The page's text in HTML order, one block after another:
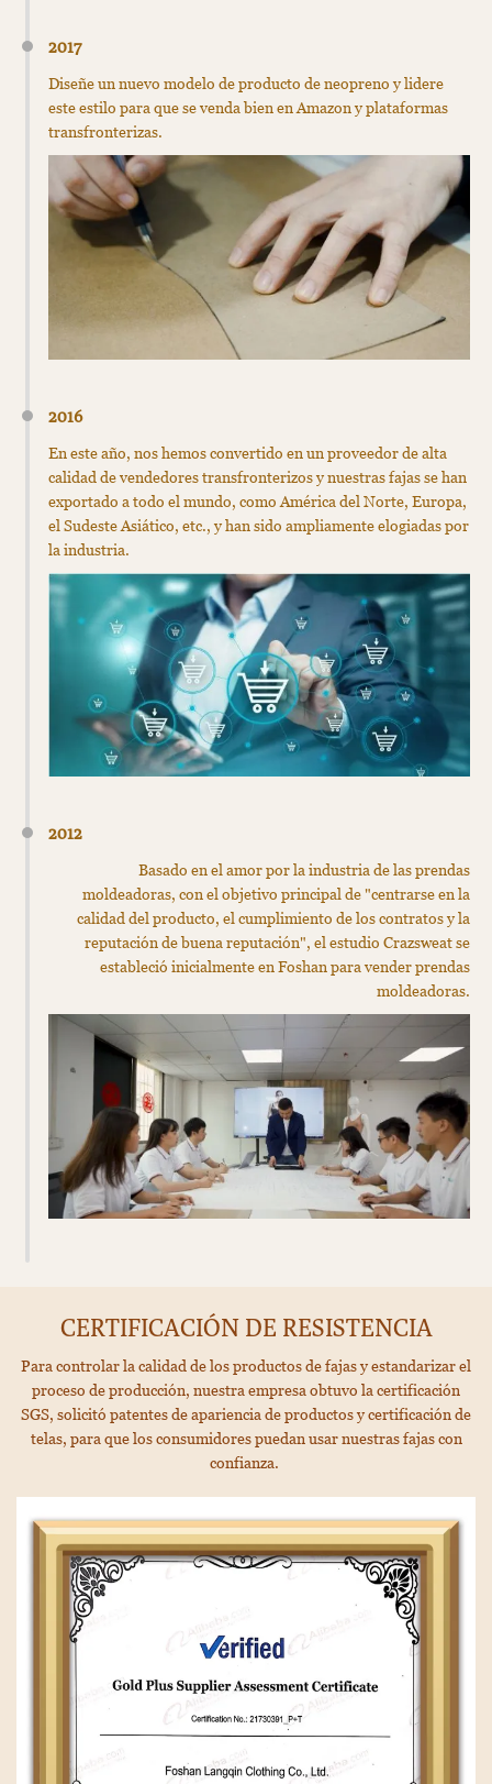
2017
Diseñe un nuevo modelo de producto de neopreno y lidere
este estilo para que se venda bien en Amazon y plataformas
transfronterizas.
2016
En este año, nos hemos convertido en un proveedor de alta
calidad de vendedores transfronterizos y nuestras fajas se han
exportado a todo el mundo, como América del Norte, Europa,
el Sudeste Asiático, etc., y han sido ampliamente elogiadas por
la industria.
2012
Basado en el amor por la industria de las prendas
moldeadoras, con el objetivo principal de "centrarse en la
calidad del producto, el cumplimiento de los contratos y la
reputación de buena reputación", el estudio Crazsweat se
estableció inicialmente en Foshan para vender prendas
moldeadoras.
CERTIFICACIÓN DE RESISTENCIA
Para controlar la calidad de los productos de fajas y estandarizar el
proceso de producción, nuestra empresa obtuvo la certificación
SGS, solicitó patentes de apariencia de productos y certificación de
telas, para que los consumidores puedan usar nuestras fajas con
confianza. ​​​​​​​